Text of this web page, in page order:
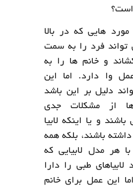
هایی که در بالا
تواند فرد را به سمت
و خانم ها را به
وا دارد. اما این
دلیل بر این باشد
از مشکلات جدی
و یا اینکه لابیا
باشند، بلکه همه
هر مدل لابیایی که
لابیاهای طبی را دارا
این عمل برای خانم